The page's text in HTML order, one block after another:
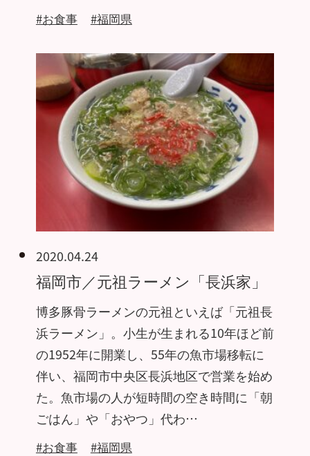
#お食事 #福岡県
2020.04.24
福岡市／元祖ラーメン「長浜家」
博多豚骨ラーメンの元祖といえば「元祖長
浜ラーメン」。小生が生まれる10年ほど前
の1952年に開業し、55年の魚市場移転に
伴い、福岡市中央区長浜地区で営業を始め
た。魚市場の人が短時間の空き時間に「朝
ごはん」や「おやつ」代わ…
#お食事 #福岡県